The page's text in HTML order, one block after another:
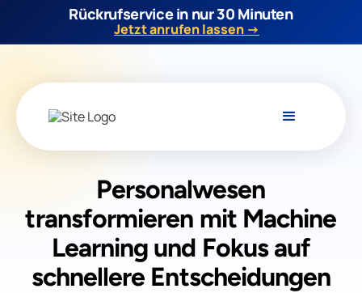
Rückrufservice in nur 30 Minuten
Jetzt anrufen lassen →
Personalwesen
transformieren mit Machine
Learning und Fokus auf
schnellere Entscheidungen